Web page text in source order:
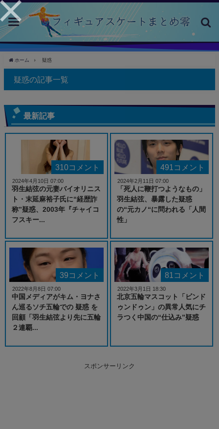
toggle
navigation
ホーム 疑惑
疑惑の記事一覧
最新記事
310コメント
羽生結弦の元妻バイオリニス
ト・末延麻裕子氏に“経歴詐
称”疑惑、2003年『チャイコ
フスキー...
2024年4月10日 07:00
491コメント
「死人に鞭打つようなもの」
羽生結弦、暴露した疑惑
の“元カノ“に問われる「人間
性」
2024年2月11日 07:00
39コメント
中国メディアがキム・ヨナさ
ん巡るソチ五輪での 疑惑 を
回顧「羽生結弦より先に五輪
２連覇...
2022年8月8日 07:00
81コメント
北京五輪マスコット「ビンド
ゥンドゥン」の異常人気にチ
ラつく中国の“仕込み”疑惑
2022年3月1日 18:30
スポンサーリンク